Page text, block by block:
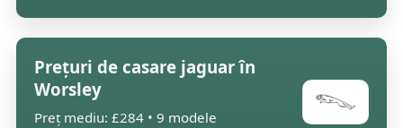
Prețuri de casare jaguar în
Worsley
Preț mediu: £284 • 9 modele